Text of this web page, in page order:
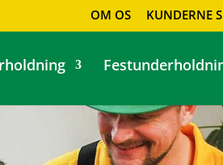
OM OS KUNDERNE